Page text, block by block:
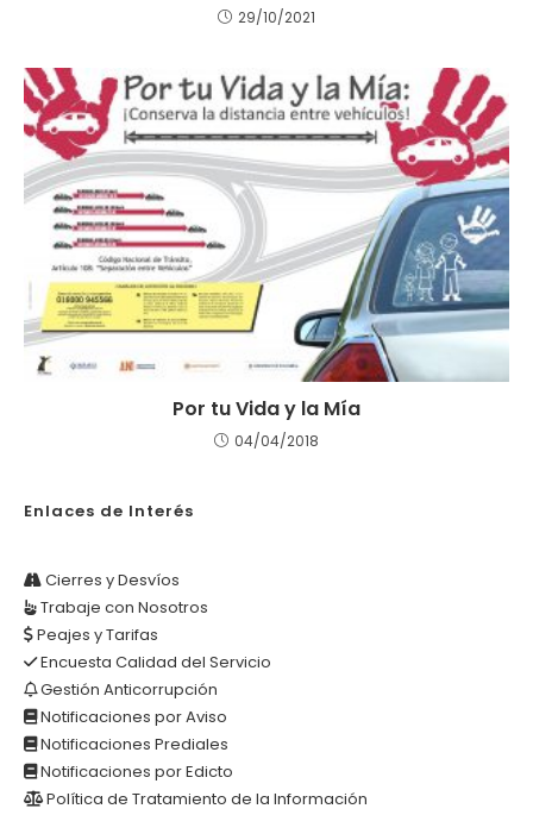
29/10/2021
Por tu Vida y la Mía
04/04/2018
Enlaces de Interés
Cierres y Desvíos
Trabaje con Nosotros
Peajes y Tarifas
Encuesta Calidad del Servicio
Gestión Anticorrupción
Notificaciones por Aviso
Notificaciones Prediales
Notificaciones por Edicto
Política de Tratamiento de la Información